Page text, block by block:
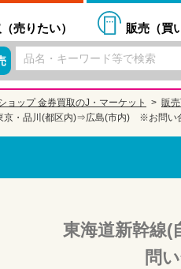
売りたい） 販売（買
ョップ 金券買取のJ・マーケット 販
・品川(都区内)⇒広島(市内) ※お問い
東海道新幹
問